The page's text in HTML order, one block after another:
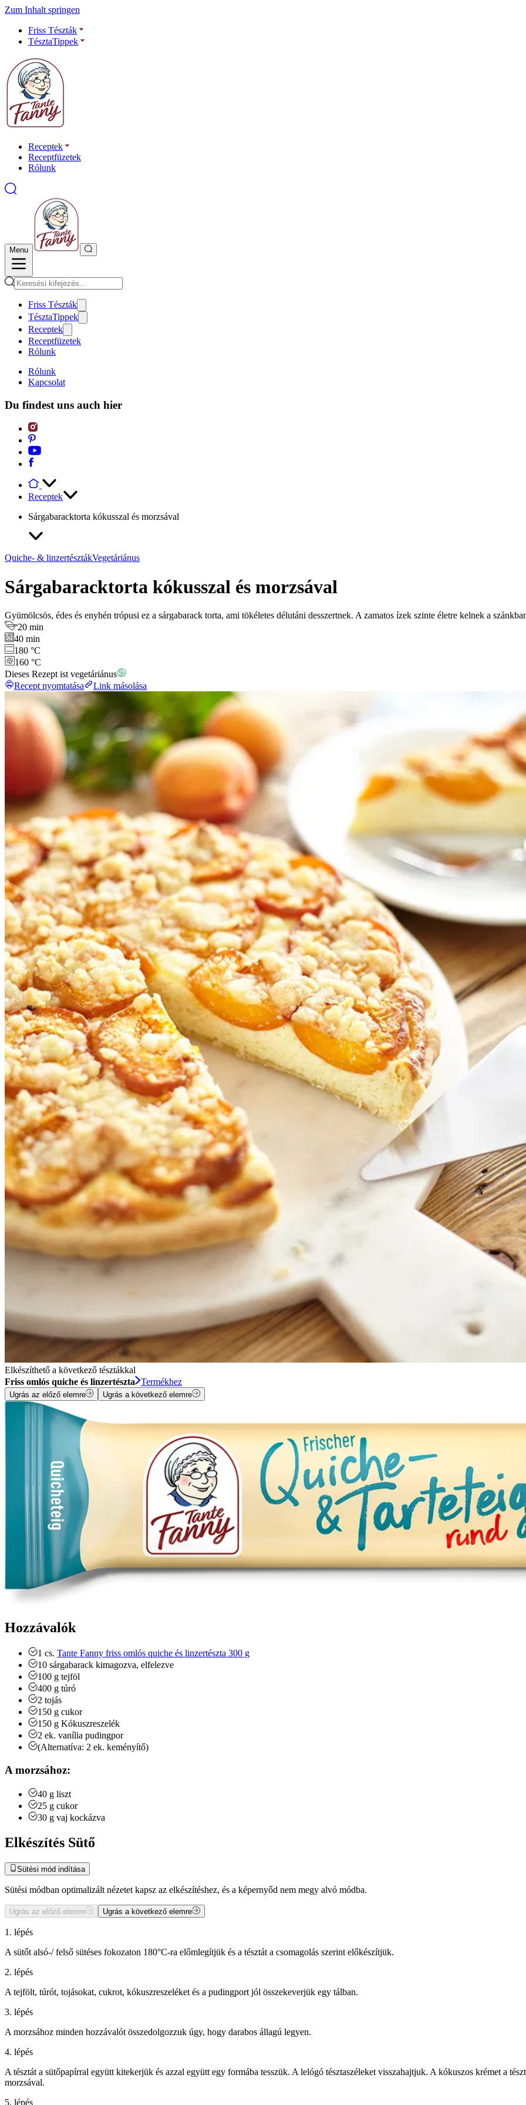
Zum Inhalt springen
Friss Tészták
TésztaTippek
Receptek
Receptfüzetek
Rólunk
Menu
Friss Tészták
TésztaTippek
Receptek
Receptfüzetek
Rólunk
Rólunk
Kapcsolat
Du findest uns auch hier
Receptek
Sárgabaracktorta kókusszal és morzsával
Quiche- & linzertésztákVegetáriánus
Sárgabaracktorta kókusszal és morzsával
Gyümölcsös, édes és enyhén trópusi ez a sárgabarack torta, ami tökéletes délutáni desszertnek. A zamatos ízek szinte életre kelnek a
20 min
40 min
180 °C
160 °C
Dieses Rezept ist vegetáriánus
Recept nyomtatása
Link másolása
Elkészíthető a következő tésztákkal
Friss omlós quiche és linzertészta
Termékhez
Ugrás az előző elemre Ugrás a következő elemre
Hozzávalók
1 cs. Tante Fanny friss omlós quiche és linzertészta 300 g
10 sárgabarack kimagozva, elfelezve
100 g tejföl
400 g túró
2 tojás
150 g cukor
150 g Kókuszreszelék
2 ek. vanília pudingpor
(Alternatíva: 2 ek. keményítő)
A morzsához:
40 g liszt
25 g cukor
30 g vaj kockázva
Elkészítés Sütő
Sütési mód indítása
Sütési módban optimalizált nézetet kapsz az elkészítéshez, és a képernyőd nem megy alvó módba.
Ugrás az előző elemre Ugrás a következő elemre
1. lépés
A sütőt alsó-/ felső sütéses fokozaton 180°C-ra előmlegítjük és a tésztát a csomagolás szerint előkészítjük.
2. lépés
A tejfölt, túrót, tojásokat, cukrot, kókuszreszeléket és a pudingport jól összekeverjük egy tálban.
3. lépés
A morzsához minden hozzávalót összedolgozzuk úgy, hogy darabos állagú legyen.
4. lépés
A tésztát a sütőpapírral együtt kitekerjük és azzal együtt egy formába tesszük. A lelógó tésztaszéleket visszahajtjuk. A kókuszos krémet a
morzsával.
5. lépés